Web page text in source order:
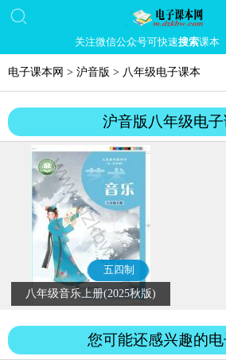
关注微信公众号可快速搜索课本
电子课本网 > 沪音版 > 八年级电子课本
沪音版八年级电
五四制
八年级音乐上册(2025秋版)
您可能还感兴趣的